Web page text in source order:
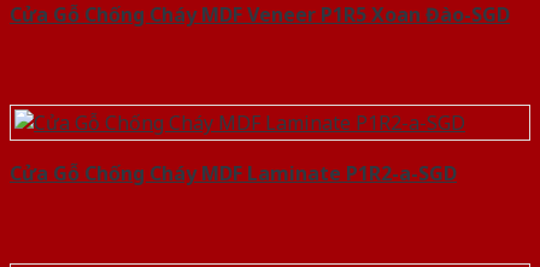
Cửa Gỗ Chống Cháy MDF Veneer P1R5 Xoan Đào-SGD
Cửa Gỗ Chống Cháy MDF Laminate P1R2-a-SGD